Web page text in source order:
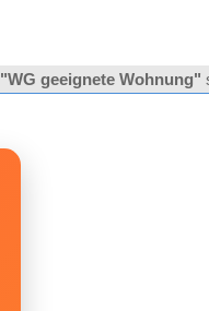
"WG geeignete Wohnung"